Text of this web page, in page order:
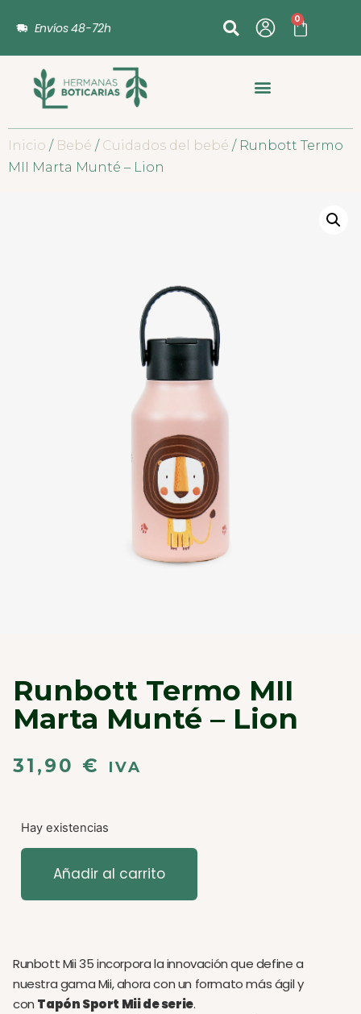
Envíos 48-72h
0
Inicio / Bebé / Cuidados del bebé / Runbott Termo
MII Marta Munté – Lion
Runbott Termo MII
Marta Munté – Lion
31,90 € IVA
Hay existencias
Añadir al carrito
Runbott Mii 35 incorpora la innovación que define a
nuestra gama Mii, ahora con un formato más ágil y
con Tapón Sport Mii de serie.